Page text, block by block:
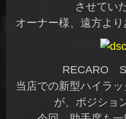
させてい
オーナー様、遠方よ
RECARO
当店での新型ハイラ
が、ポジショ